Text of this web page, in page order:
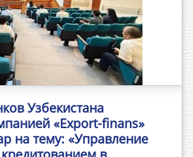
Узбекистана
«Export-finans»
на тему: «Управление